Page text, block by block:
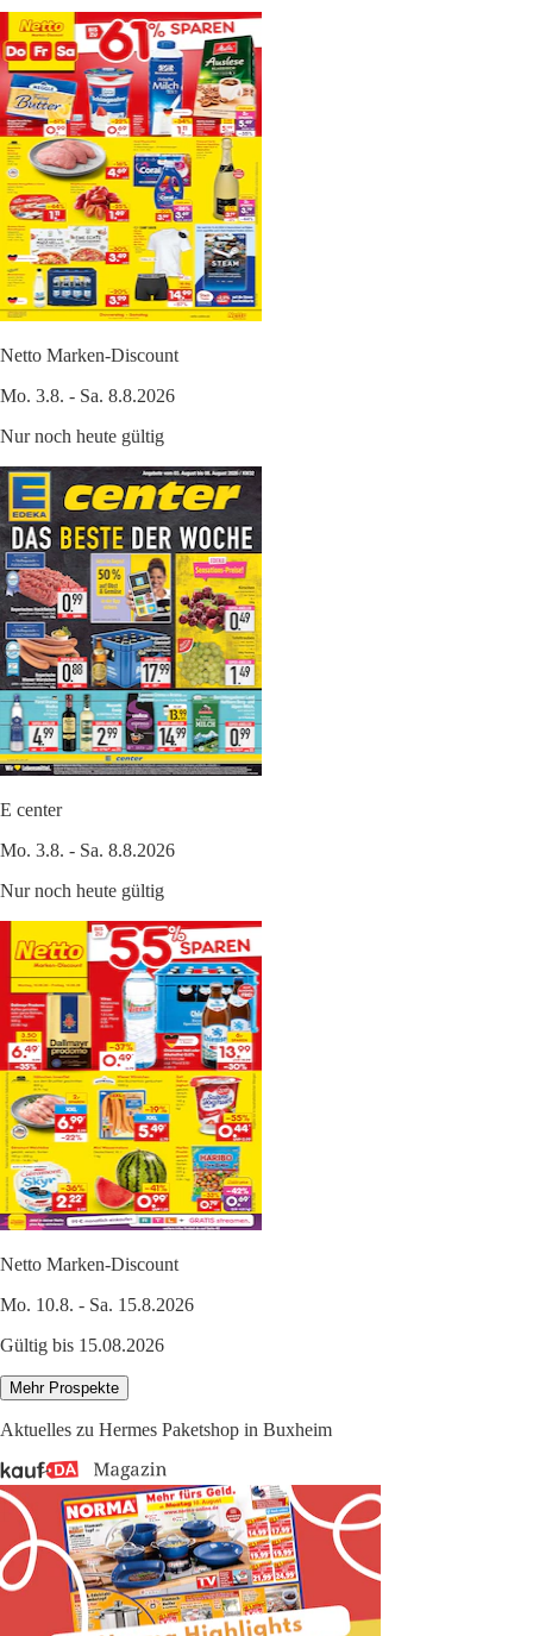
Netto Marken-Discount
Mo. 3.8. - Sa. 8.8.2026
Nur noch heute gültig
E center
Mo. 3.8. - Sa. 8.8.2026
Nur noch heute gültig
Netto Marken-Discount
Mo. 10.8. - Sa. 15.8.2026
Gültig bis 15.08.2026
Mehr Prospekte
Aktuelles zu Hermes Paketshop in Buxheim